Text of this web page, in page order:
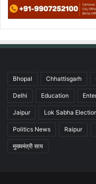
Bhopal Chhattisgarh
Delhi Education
Jaipur Lok Sabha
Politics News Raipur
मुख्यमंत्री साय